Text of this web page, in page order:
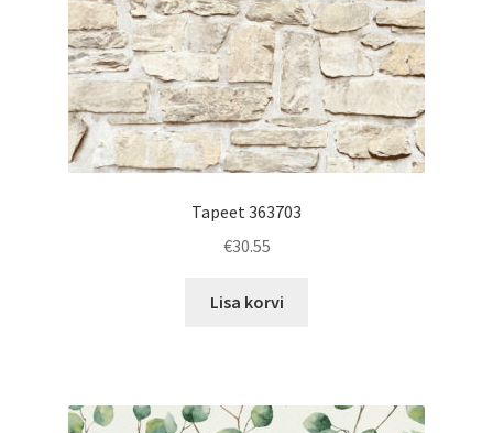
Tapeet 363703
€30.55
Lisa korvi